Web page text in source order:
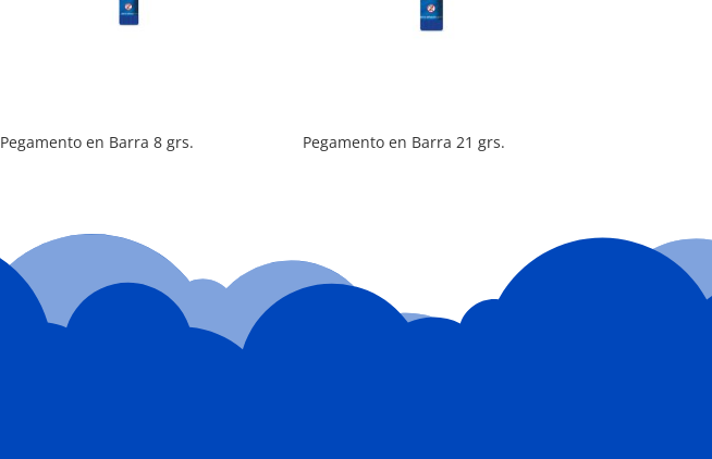
Pegamento en Barra 8 grs. Pegamento en Barra 21 grs.